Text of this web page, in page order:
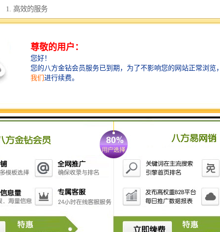
1. 高效的服务
我们的代办服务团队了解工商局的较新政策和要求，能够提供高效的
服务，显著缩短企业的成立周期。
我们会在第一时间与客户沟通，确保所需资料的完整性，以避免因材
料不全导致的审核延误。
2. 专业的指导
我们为客户提供专业的名称选择建议，帮助客户在众多名称中挑选出